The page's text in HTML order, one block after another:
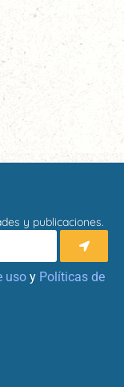
y publicaciones.
uso y Políticas de